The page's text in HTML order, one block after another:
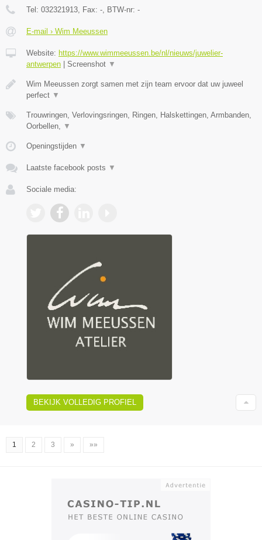
Tel: 032321913, Fax: -, BTW-nr: -
E-mail › Wim Meeussen
Website: https://www.wimmeeussen.be/nl/nieuws/juwelier-
antwerpen
Screenshot ▼
Wim Meeussen zorgt samen met zijn team ervoor dat uw juweel
perfect ▼
Trouwringen, Verlovingsringen, Ringen, Halskettingen, Armbanden,
Oorbellen, ▼
Openingstijden ▼
Laatste facebook posts ▼
Sociale media:
BEKIJK VOLLEDIG PROFIEL
1 2 3 » »»